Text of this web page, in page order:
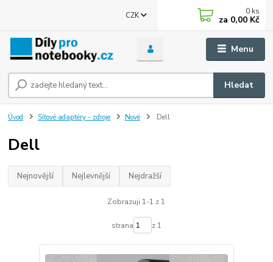
Menu
CZK
Hledat
0 ks
za 0,00 Kč
Úvod Síťové adaptéry - zdroje Nové Dell
Dell
Nejnovější Nejlevnější Nejdražší
Zobrazuji 1-1 z 1
strana z 1